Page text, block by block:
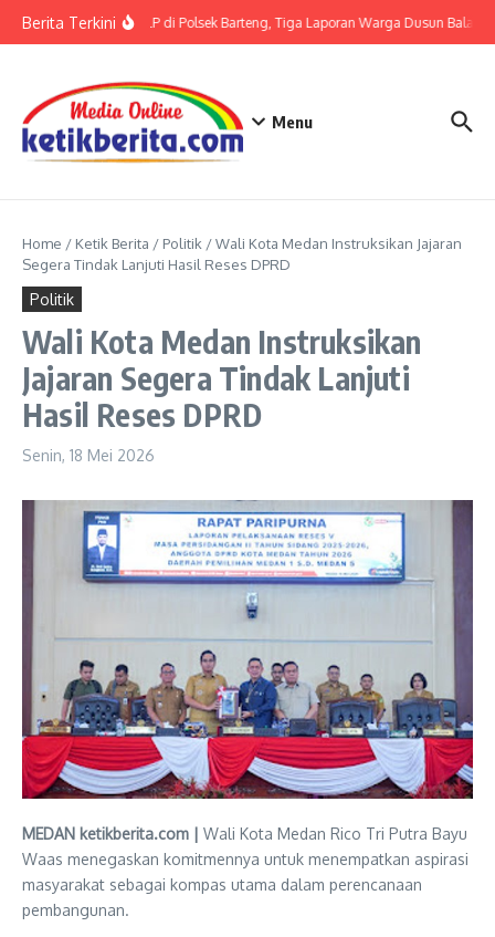
Berita TerkiniTerkait LP di Polsek Barteng, Tiga Laporan Warga Dusun Balaka
Menu
Home / Ketik Berita / Politik /Wali Kota Medan Instruksikan Jajaran
Segera Tindak Lanjuti Hasil Reses DPRD
Politik
Wali Kota Medan Instruksikan
Jajaran Segera Tindak Lanjuti
Hasil Reses DPRD
Senin, 18 Mei 2026
MEDAN ketikberita.com | Wali Kota Medan Rico Tri Putra Bayu
Waas menegaskan komitmennya untuk menempatkan aspirasi
masyarakat sebagai kompas utama dalam perencanaan
pembangunan.